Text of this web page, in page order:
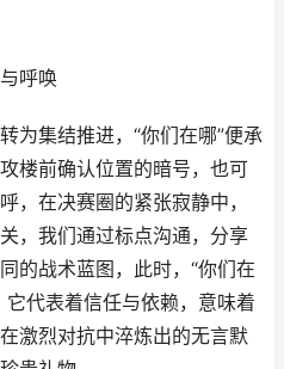
呼唤
为集结推进，“你们在哪”便承
楼前确认位置的暗号，也可
，在决赛圈的紧张寂静中，
，我们通过标点沟通，分享
的战术蓝图，此时，“你们在
代表着信任与依赖，意味着
激烈对抗中淬炼出的无言默